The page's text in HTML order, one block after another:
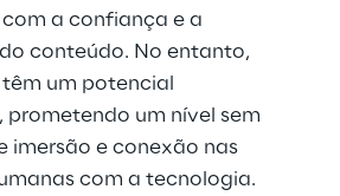
a confiança e a
conteúdo. No entanto,
um potencial
um nível sem
imersão e conexão nas
com a tecnologia.